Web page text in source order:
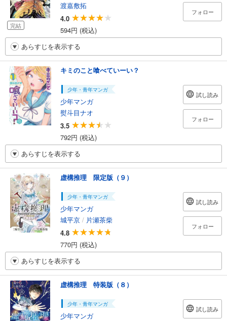
完結
渡嘉敷拓
4.0
594円 (税込)
フォロー
あらすじを表示する
キミのこと喰べていーい？
少年・青年マンガ
少年マンガ
熨斗目ナオ
3.5
792円 (税込)
試し読み
フォロー
あらすじを表示する
虚構推理 限定版（９）
少年・青年マンガ
少年マンガ
城平京 / 片瀬茶柴
4.8
770円 (税込)
試し読み
フォロー
あらすじを表示する
虚構推理 特装版（８）
少年・青年マンガ
少年マンガ
試し読み